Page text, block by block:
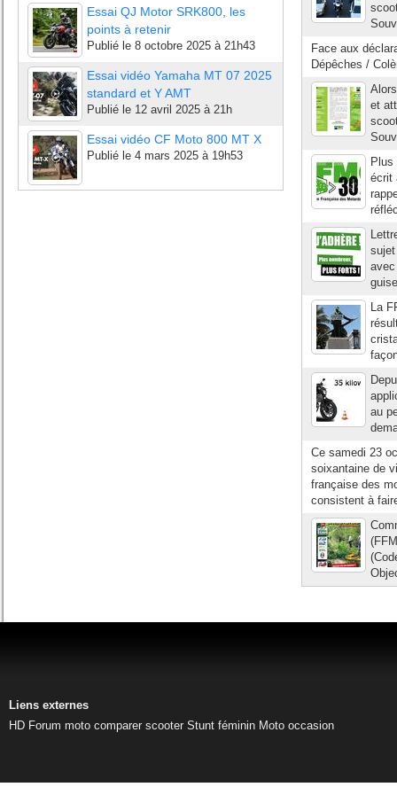
Essai QJ Motor SRK800, les
points à retenir
Publié le 8 octobre 2025 à 21h43
Essai vidéo Yamaha MT 07 2025
standard et Y AMT
Publié le 12 avril 2025 à 21h
Essai vidéo CF Moto 800 MT X
Publié le 4 mars 2025 à 19h53
Face aux
Dépêches /
et
Plus
écrit
La
au
Ce samedi 23
soixantaine de
française des
consistent à
Liens externes
HD Forum moto comparer scooter Stunt féminin Moto occasion